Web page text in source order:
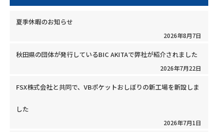
夏季休暇のお知らせ
2026年8月7日
秋田県の団体が発行しているBIC AKITAで弊社が紹介されました
2026年7月22日
FSX株式会社と共同で、VBポケットおしぼりの新工場を新設しま
した
2026年7月1日